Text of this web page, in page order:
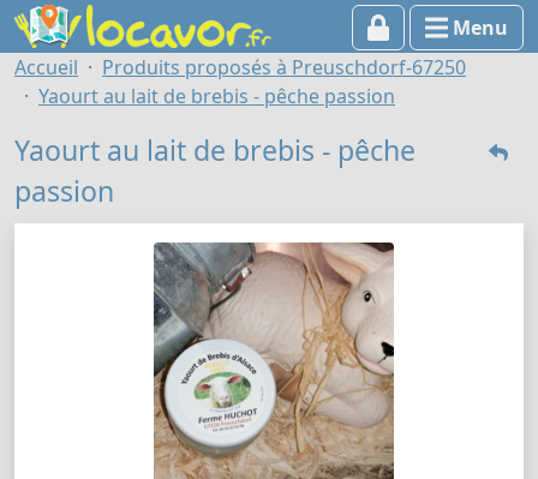
Menu
Accueil
Produits proposés à Preuschdorf-67250
Yaourt au lait de brebis - pêche passion
Yaourt au lait de brebis - pêche
passion